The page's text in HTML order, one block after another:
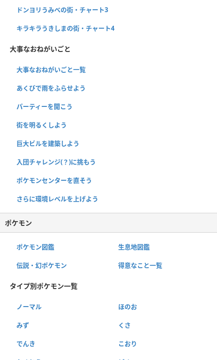
ドンヨリうみべの街・チャート3
キラキラうきしまの街・チャート4
大事なおねがいごと
大事なおねがいごと一覧
あくびで雨をふらせよう
パーティーを開こう
街を明るくしよう
巨大ビルを建築しよう
入団チャレンジ(？)に挑もう
ポケモンセンターを直そう
さらに環境レベルを上げよう
ポケモン
ポケモン図鑑 生息地図鑑
伝説・幻ポケモン 得意なこと一覧
タイプ別ポケモン一覧
ノーマル ほのお
みず くさ
でんき こおり